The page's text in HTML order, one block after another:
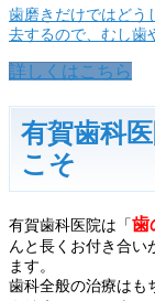
歯磨きだけではどう
去するので、むし歯
詳しくはこちら
有賀歯科
こそ
有賀歯科医院は「 歯
んと長くお付き合い
ます。
歯科全般の治療はも